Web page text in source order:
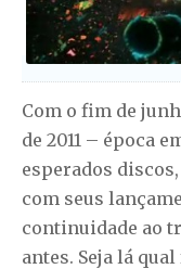
Com o fim de
de 2011 – época
esperados
com seus
continuidade ao
antes. Seja lá